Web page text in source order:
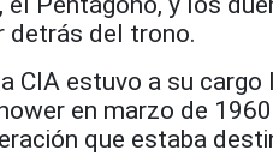
detrás del trono.
CIA estuvo a su cargo
en marzo de
que estaba